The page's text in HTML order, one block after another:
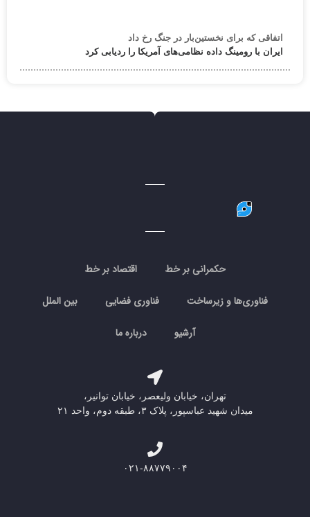
اتفاقی که برای نخستین‌بار در جنگ رخ داد
ایران با رومینگ داده نظامی‌های آمریکا را ردیابی کرد
حکمرانی بر خط اقتصاد بر خط
فناوری‌ها و زیرساخت فناوری فضایی بین الملل
آرشیو درباره ما
تهران، خیابان ولیعصر، خیابان توانیر،
میدان شهید عباسپور، پلاک ۳، طبقه دوم، واحد ۲۱
۰۲۱-۸۸۷۷۹۰۰۴